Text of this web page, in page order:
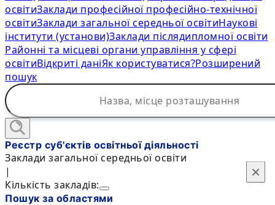
освітиЗаклади професійної професійно-технічної
освітиЗаклади загальної середньої освітиНаукові
інститути (установи)Заклади післядипломної освіти
Районні та місцеві органи управління у сфері
освітиВідкриті даніЯк користуватися?Розширений
пошук
×
Реєстр суб'єктів освітньої діяльності
Заклади загальної середньої освіти
|
Кількість закладів:
Пошук за областями
×